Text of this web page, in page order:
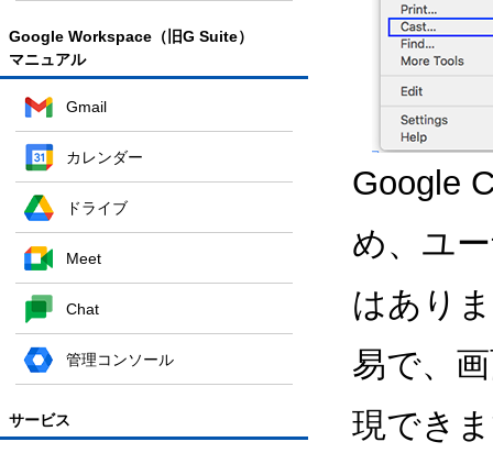
Google Workspace（旧G Suite）
マニュアル
Gmail
カレンダー
ドライブ
Meet
Chat
管理コンソール
サービス
Google
め、ユ
はあり
易で、
現でき